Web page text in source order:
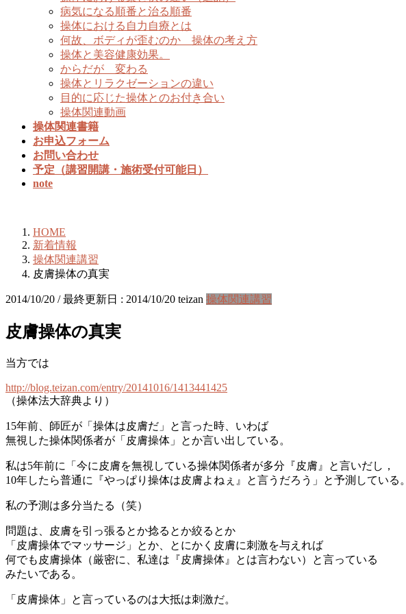
病気になる順番と治る順番
操体における自力自療とは
何故、ボディが歪むのか 操体の考え方
操体と美容健康効果。
からだが 変わる
操体とリラクゼーションの違い
目的に応じた操体とのお付き合い
操体関連動画
操体関連書籍
お申込フォーム
お問い合わせ
予定（講習開講・施術受付可能日）
note
HOME
新着情報
操体関連講習
皮膚操体の真実
2014/10/20 / 最終更新日 : 2014/10/20 teizan 操体関連講習
皮膚操体の真実
当方では
http://blog.teizan.com/entry/20141016/1413441425
（操体法大辞典より）
15年前、師匠が「操体は皮膚だ」と言った時、いわば
無視した操体関係者が「皮膚操体」とか言い出している。
私は5年前に「今に皮膚を無視している操体関係者が多分『皮膚』と言いだし，
10年したら普通に『やっぱり操体は皮膚よねぇ』と言うだろう」と予測している。
私の予測は多分当たる（笑）
問題は、皮膚を引っ張るとか捻るとか絞るとか
「皮膚操体でマッサージ」とか、とにかく皮膚に刺激を与えれば
何でも皮膚操体（厳密に、私達は『皮膚操体』とは言わない）と言っている
みたいである。
「皮膚操体」と言っているのは大抵は刺激だ。